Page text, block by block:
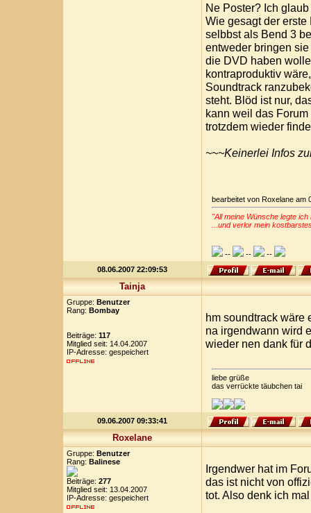
Ne Poster? Ich
Wie gesagt der
selbbst als Bend 3
entweder bringen
die DVD haben
kontraproduktiv
Soundtrack
steht. Blöd ist nur,
kann weil das
trotzdem wieder
~~~Keinerlei Infos
bearbeitet von Roxelane am
"All meine Wünsche legte
...und verlor mein
-- --
--
08.06.2007 22:09:53
Tainja
Gruppe: Benutzer
Rang: Bombay
Beiträge: 117
Mitglied seit: 14.04.2007
IP-Adresse: gespeichert
hm soundtrack wäre
na irgendwann wird
wieder nen dank für
liebe grüße
das verrückte täubchen tai
09.06.2007 09:33:41
Roxelane
Gruppe: Benutzer
Rang: Balinese
Beiträge: 277
Mitglied seit: 13.04.2007
IP-Adresse: gespeichert
Irgendwer hat im
das ist nicht von
tot. Also denk ich